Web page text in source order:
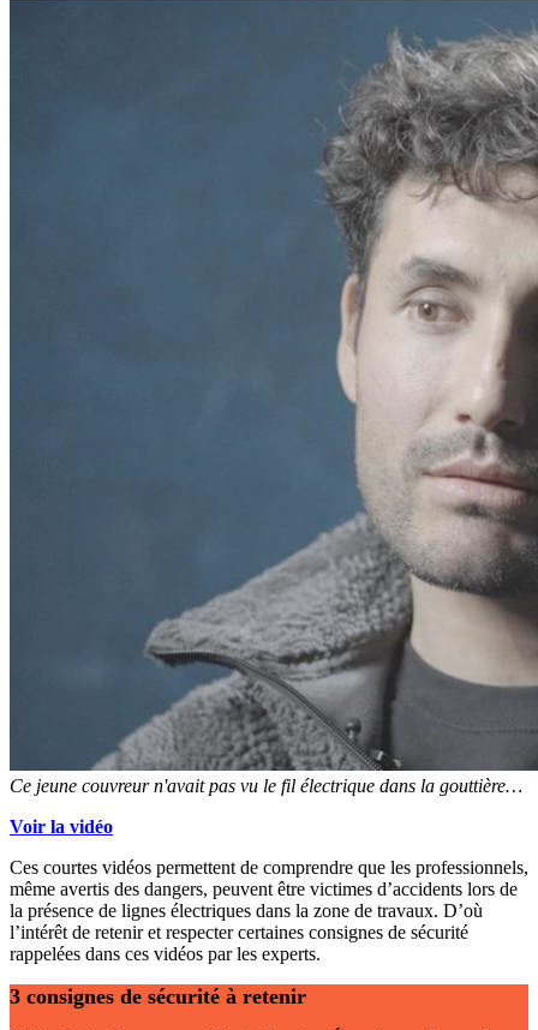
Ce jeune couvreur n'avait pas vu le fil électrique dans la gouttière…
Voir la vidéo
Ces courtes vidéos permettent de comprendre que les professionnels,
même avertis des dangers, peuvent être victimes d’accidents lors de
la présence de lignes électriques dans la zone de travaux. D’où
l’intérêt de retenir et respecter certaines consignes de sécurité
rappelées dans ces vidéos par les experts.
3 consignes de sécurité à retenir